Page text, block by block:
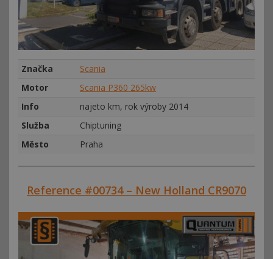
Značka
Scania
Motor
Scania P360 265kw
Info
najeto km, rok výroby 2014
Služba
Chiptuning
Město
Praha
Reference #00734 – New Holland CR9070